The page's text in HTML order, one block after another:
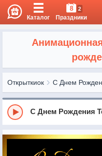
Каталог
8 2
Праздники
Открыткиок С Днем
С Днем Рождения